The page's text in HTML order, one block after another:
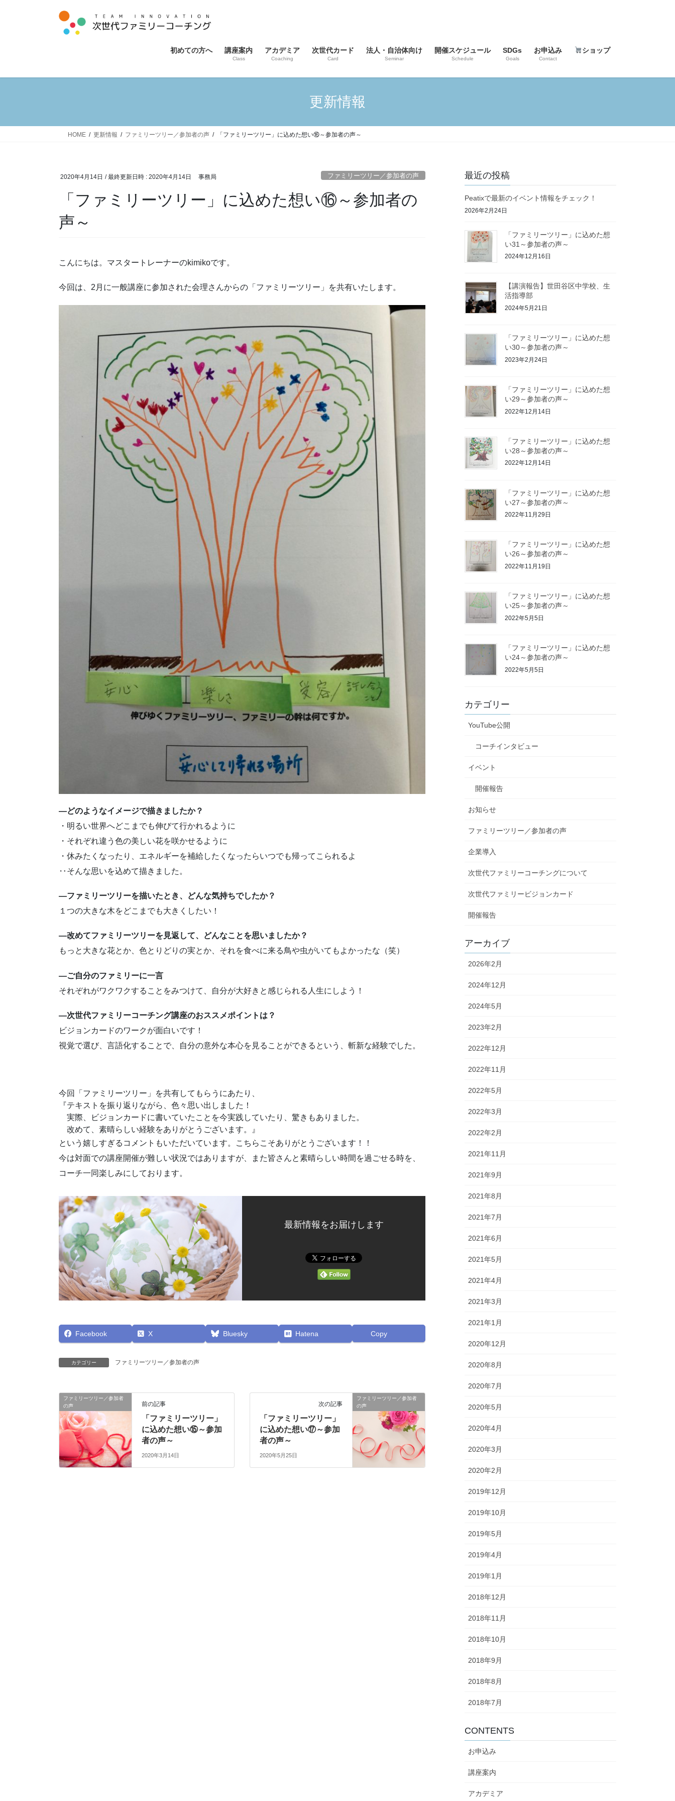
ス
ン
初めての方へ 講座案内
Class
アカデミア
Coaching
次世代カード
Card
法人・自治体向け
Seminar
開催スケジュール
Schedule
SDGs
Goals
お申込み
Contact
ショップ
更新情報
HOME 更新情報 ファミリーツリー／参加者の声 「ファミリーツリー」に込めた想い⑯～参加者の声～
2020年4月14日 / 最終更新日時 : 2020年4月14日 事務局 ファミリーツリー／参加者の声
「ファミリーツリー」に込めた想い⑯～参加者の
声～
こんにちは。マスタートレーナーのkimikoです。
今回は、2月に一般講座に参加された会理さんからの「ファミリーツリー」を共有いたします。
—どのようなイメージで描きましたか？
・明るい世界へどこまでも伸びて行かれるように
・それぞれ違う色の美しい花を咲かせるように
・休みたくなったり、エネルギーを補給したくなったらいつでも帰ってこられるよ
‥そんな思いを込めて描きました。
—ファミリーツリーを描いたとき、どんな気持ちでしたか？
１つの大きな木をどこまでも大きくしたい！
—改めてファミリーツリーを見返して、どんなことを思いましたか？
もっと大きな花とか、色とりどりの実とか、それを食べに来る鳥や虫がいてもよかったな（笑）
—ご自分のファミリーに一言
それぞれがワクワクすることをみつけて、自分が大好きと感じられる人生にしよう！
—次世代ファミリーコーチング講座のおススメポイントは？
ビジョンカードのワークが面白いです！
視覚で選び、言語化することで、自分の意外な本心を見ることができるという、斬新な経験でした。
今回「ファミリーツリー」を共有してもらうにあたり、
『テキストを振り返りながら、色々思い出しました！
実際、ビジョンカードに書いていたことを今実践していたり、驚きもありました。
改めて、素晴らしい経験をありがとうございます。』
という嬉しすぎるコメントもいただいています。こちらこそありがとうございます！！
今は対面での講座開催が難しい状況ではありますが、また皆さんと素晴らしい時間を過ごせる時を、
コーチ一同楽しみにしております。
最新情報をお届けします
Facebook X Bluesky Hatena Copy
カテゴリー ファミリーツリー／参加者の声
ファミリーツリー／参加者
の声
前の記事
「ファミリーツリー」
に込めた想い⑮～参加
者の声～
2020年3月14日
ファミリーツリー／参加者
の声
次の記事
「ファミリーツリー」
に込めた想い⑰～参加
者の声～
2020年5月25日
最近の投稿
Peatixで最新のイベント情報をチェック！
2026年2月24日
「ファミリーツリー」に込めた想
い31～参加者の声～
2024年12月16日
【講演報告】世田谷区中学校、生
活指導部
2024年5月21日
「ファミリーツリー」に込めた想
い30～参加者の声～
2023年2月24日
「ファミリーツリー」に込めた想
い29～参加者の声～
2022年12月14日
「ファミリーツリー」に込めた想
い28～参加者の声～
2022年12月14日
「ファミリーツリー」に込めた想
い27～参加者の声～
2022年11月29日
「ファミリーツリー」に込めた想
い26～参加者の声～
2022年11月19日
「ファミリーツリー」に込めた想
い25～参加者の声～
2022年5月5日
「ファミリーツリー」に込めた想
い24～参加者の声～
2022年5月5日
カテゴリー
YouTube公開
コーチインタビュー
イベント
開催報告
お知らせ
ファミリーツリー／参加者の声
企業導入
次世代ファミリーコーチングについて
次世代ファミリービジョンカード
開催報告
アーカイブ
2026年2月
2024年12月
2024年5月
2023年2月
2022年12月
2022年11月
2022年5月
2022年3月
2022年2月
2021年11月
2021年9月
2021年8月
2021年7月
2021年6月
2021年5月
2021年4月
2021年3月
2021年1月
2020年12月
2020年8月
2020年7月
2020年5月
2020年4月
2020年3月
2020年2月
2019年12月
2019年10月
2019年5月
2019年4月
2019年1月
2018年12月
2018年11月
2018年10月
2018年9月
2018年8月
2018年7月
CONTENTS
お申込み
講座案内
アカデミア